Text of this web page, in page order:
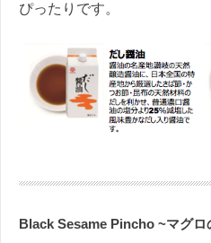
ぴったりです。
Black Sesame Pincho ~マグロ